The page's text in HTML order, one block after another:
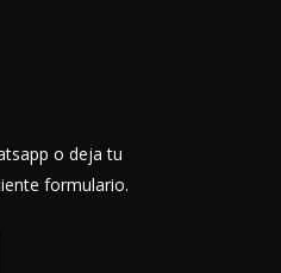
o deja tu
formulario.